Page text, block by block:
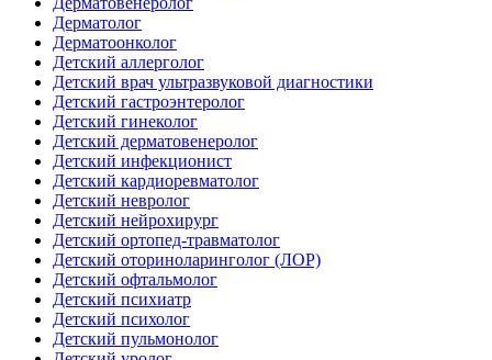
Дерматолог
Дерматоонколог
Детский аллерголог
Детский врач ультразвуковой диагностики
Детский гастроэнтеролог
Детский гинеколог
Детский дерматовенеролог
Детский инфекционист
Детский кардиоревматолог
Детский невролог
Детский нейрохирург
Детский ортопед-травматолог
Детский оториноларинголог (ЛОР)
Детский офтальмолог
Детский психиатр
Детский психолог
Детский пульмонолог